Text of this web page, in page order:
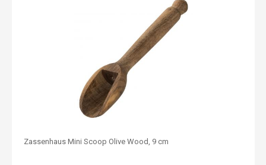
Zassenhaus Mini Scoop Olive Wood, 9 cm